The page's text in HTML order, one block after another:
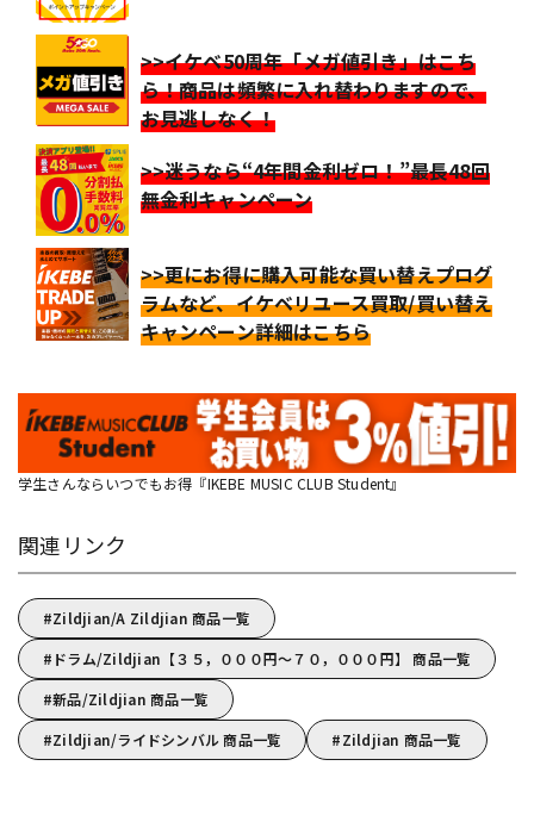
>>イケベ50周年「メガ値引き」はこち
ら！商品は頻繁に入れ替わりますので、
お見逃しなく！
>>迷うなら“4年間金利ゼロ！”最長48回
無金利キャンペーン
>>更にお得に購入可能な買い替えプログ
ラムなど、イケベリユース買取/買い替え
キャンペーン詳細はこちら
学生さんならいつでもお得『IKEBE MUSIC CLUB Student』
関連リンク
Zildjian/A Zildjian 商品一覧
ドラム/Zildjian【３５，０００円～７０，０００円】 商品一覧
新品/Zildjian 商品一覧
Zildjian/ライドシンバル 商品一覧
Zildjian 商品一覧